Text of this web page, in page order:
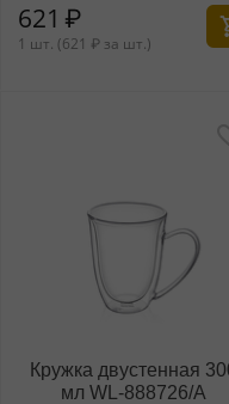
621 ₽
1 шт. (621 ₽ за шт.)
Кружка двустенная
мл WL‑888726/A